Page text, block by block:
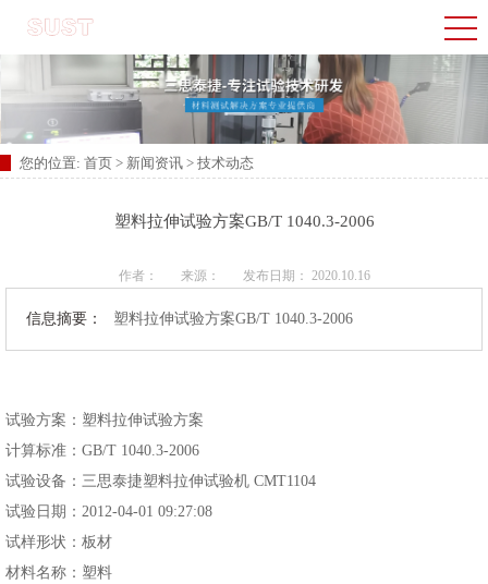
您的位置: 首页 > 新闻资讯 > 技术动态
塑料拉伸试验方案GB/T 1040.3-2006
作者： 来源： 发布日期： 2020.10.16
信息摘要： 塑料拉伸试验方案GB/T 1040.3-2006
试验方案：塑料拉伸试验方案
计算标准：GB/T 1040.3-2006
试验设备：三思泰捷塑料拉伸试验机 CMT1104
试验日期：2012-04-01 09:27:08
试样形状：板材
材料名称：塑料